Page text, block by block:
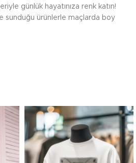
günlük hayatınıza renk katın!
sunduğu ürünlerle maçlarda boy